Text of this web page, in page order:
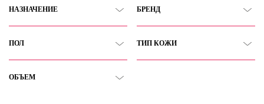
НАЗНАЧЕНИЕ БРЕНД
ПОЛ ТИП КОЖИ
ОБЪЕМ